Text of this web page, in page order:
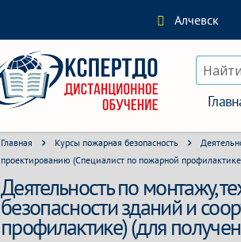
Алчевск
Главная Курсы пожарная безопасность
проектированию (Специалист по пожарной
Деятельность по монтажу,
безопасности зданий и
профилактике) (для